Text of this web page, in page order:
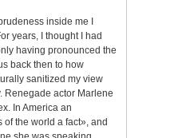
inside me I
years, I thought I had
having pronounced the
back then to how
sanitized my view
Renegade actor Marlene
In America an
the world a fact», and